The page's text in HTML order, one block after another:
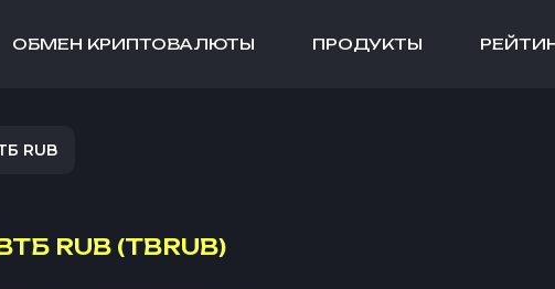
ОБМЕН КРИПТОВАЛЮТЫ ПРОДУКТЫ
RUB
RUB (TBRUB)